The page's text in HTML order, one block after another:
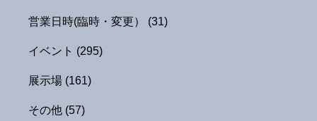
営業日時(臨時・変更） (31)
イベント (295)
展示場 (161)
その他 (57)